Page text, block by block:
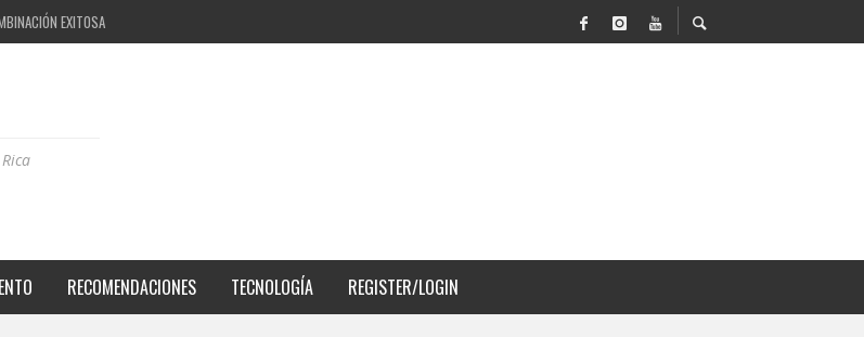
TRANSFORMANDO LA CALIDAD DE VIDA DEL TRANSEÚNTE TICO CON MOVILIDAD Y PAISAJISMO
BBC RADIOPHONIC WORKSHOP
EXITOSA
RECOMENDACIONES TECNOLOGÍA REGISTER/LOGIN